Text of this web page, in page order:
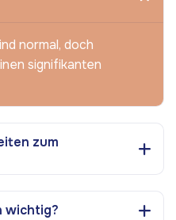
normal, doch
signifikanten
zum
wichtig?